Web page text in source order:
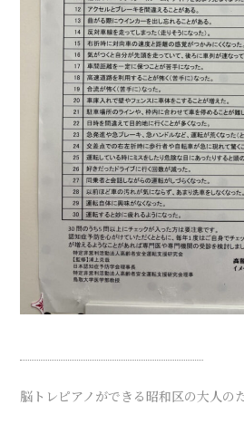
脳トレピアノができる昭和区の大人の